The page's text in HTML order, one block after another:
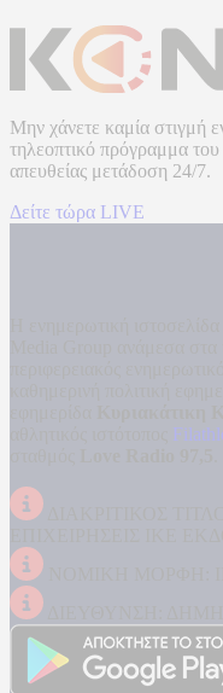
Μην χάνετε καμία στιγμή
τηλεοπτικό πρόγραμμα του
απευθείας μετάδοση 24/7.
Δείτε τώρα LIVE